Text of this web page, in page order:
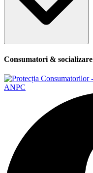
Consumatori & socializare